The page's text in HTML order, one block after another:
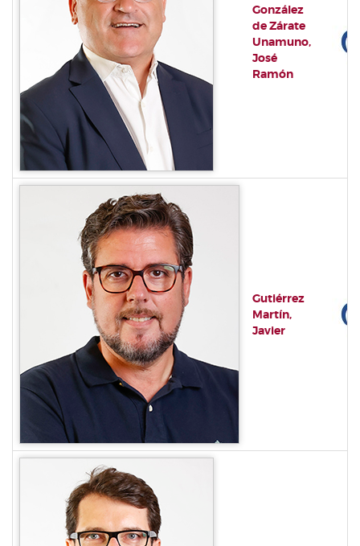
González
de Zárate
Unamuno,
José
Ramón
Gutiérrez
Martín,
Javier